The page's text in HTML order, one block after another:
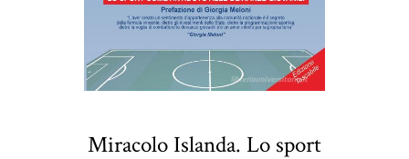
Miracolo Islanda. Lo sport